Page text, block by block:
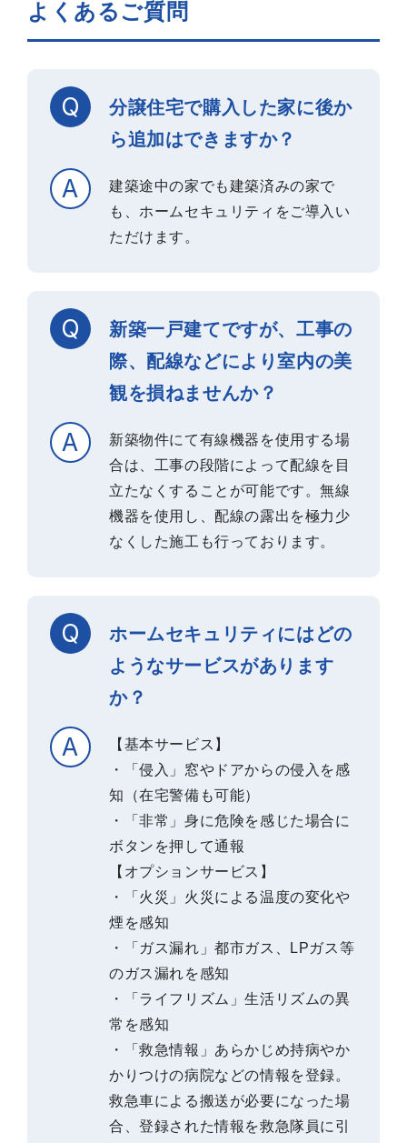
よくあるご質問
分譲住宅で購入した家に後か
ら追加はできますか？
建築途中の家でも建築済みの家で
も、ホームセキュリティをご導入い
ただけます。
新築一戸建てですが、工事の
際、配線などにより室内の美
観を損ねませんか？
新築物件にて有線機器を使用する場
合は、工事の段階によって配線を目
立たなくすることが可能です。無線
機器を使用し、配線の露出を極力少
なくした施工も行っております。
ホームセキュリティにはどの
ようなサービスがあります
か？
【基本サービス】
・「侵入」窓やドアからの侵入を感
知（在宅警備も可能）
・「非常」身に危険を感じた場合に
ボタンを押して通報
【オプションサービス】
・「火災」火災による温度の変化や
煙を感知
・「ガス漏れ」都市ガス、LPガス等
のガス漏れを感知
・「ライフリズム」生活リズムの異
常を感知
・「救急情報」あらかじめ持病やか
かりつけの病院などの情報を登録。
救急車による搬送が必要になった場
合、登録された情報を救急隊員に引